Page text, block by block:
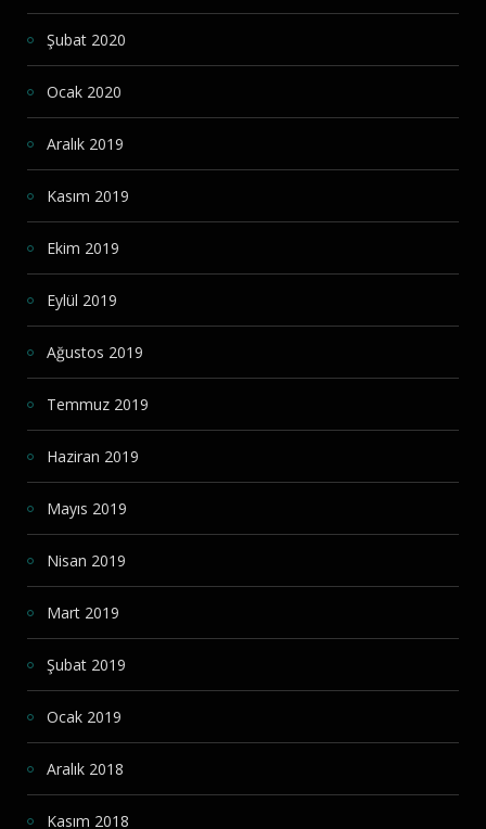
Şubat 2020
Ocak 2020
Aralık 2019
Kasım 2019
Ekim 2019
Eylül 2019
Ağustos 2019
Temmuz 2019
Haziran 2019
Mayıs 2019
Nisan 2019
Mart 2019
Şubat 2019
Ocak 2019
Aralık 2018
Kasım 2018